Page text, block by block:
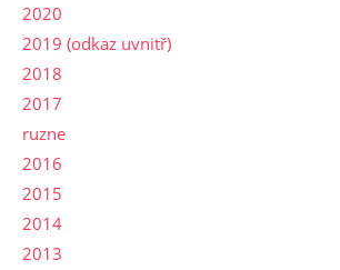
2020
2019 (odkaz uvnitř)
2018
2017
ruzne
2016
2015
2014
2013